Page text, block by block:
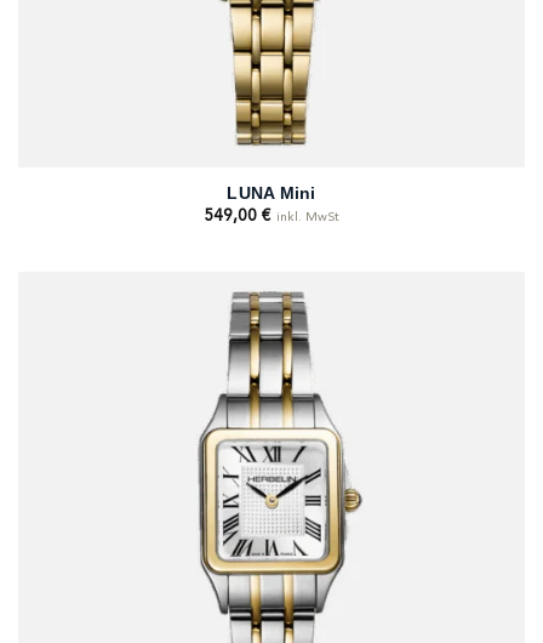
LUNA Mini
549,00 € inkl. MwSt